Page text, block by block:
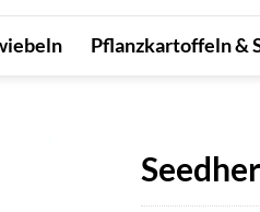
Pflanzkartoffeln &